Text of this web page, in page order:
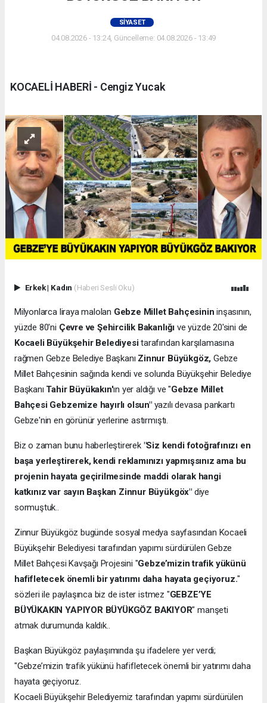
SIYASET
04.08.2026 - 13:24, Güncelleme: 04.08.2026 - 13:49
KOCAELİ HABERİ - Cengiz Yucak
Erkek| Kadın (Haberi Sesli Oku)
Milyonlarca liraya malolan Gebze Millet Bahçesinin inşasının,
yüzde 80'ni Çevre ve Şehircilik Bakanlığı ve yüzde 20'sini de
Kocaeli Büyükşehir Belediyesitarafından karşılamasına
rağmen Gebze Belediye Başkanı Zinnur Büyükgöz, Gebze
Millet Bahçesinin sağında kendi ve solunda Büyükşehir Belediye
Başkanı Tahir Büyükakın'ın yer aldığı ve "Gebze Millet
Bahçesi Gebzemize hayırlı olsun"yazılı devasa pankartı
Gebze'nin en görünür yerlerine astırmıştı.
Biz o zaman bunu haberleştirerek "Siz kendi fotoğrafınızı en
başa yerleştirerek, kendi reklamınızı yapmışsınız ama bu
projenin hayata geçirilmesinde maddi olarak hangi
katkınız var sayın Başkan Zinnur Büyükgöx" diye
sormuştuk..
Zinnur Büyükgöz bugünde sosyal medya sayfasından Kocaeli
Büyükşehir Belediyesi tarafından yapımı sürdürülen Gebze
Millet Bahçesi Kavşağı Projesini "Gebze’mizin trafik yükünü
hafifletecek önemli bir yatırımı daha hayata geçiyoruz."
sözleri ile paylaşınca biz de ister istmez "GEBZE’YE
BÜYÜKAKIN YAPIYOR BÜYÜKGÖZ BAKIYOR" manşeti
atmak durumunda kaldık..
Başkan Büyükgöz paylaşımında şu ifadelere yer verdi;
"Gebze’mizin trafik yükünü hafifletecek önemli bir yatırımı daha
hayata geçiyoruz.
Kocaeli Büyükşehir Belediyemiz tarafından yapımı sürdürülen